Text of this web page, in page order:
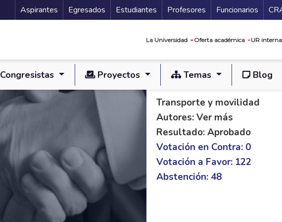
Menu Secundario
Aspirantes Egresados Estudiantes Profesores Funcionarios
La Universidad Oferta académica UR
Congresistas Proyectos Temas Blog
PL C 133/18 S 181/
Transporte y movilidad
Autores: Ver más
Resultado: Aprobado
Votación en Contra: 0
Votación a Favor: 122
Abstención: 48